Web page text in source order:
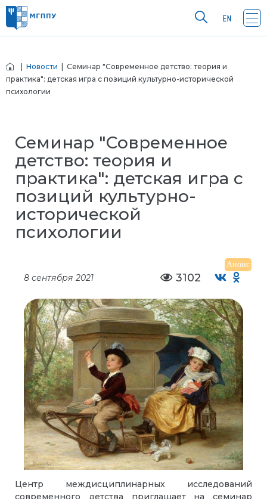
Новости | Семинар "Современное детство: теория и
практика": детская игра с позиций культурно-исторической
психологии
Семинар "Современное
детство: теория и
практика": детская игра с
позиций культурно-
исторической
психологии
Анонс
8 сентября 2021 3102
Центр междисциплинарных исследований
современного детства приглашает на семинар